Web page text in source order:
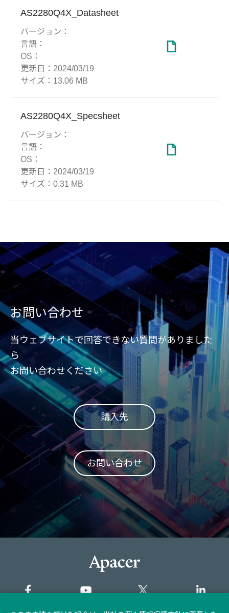
AS2280Q4X_Datasheet
バージョン：
言語：
OS：
更新日： 2024/03/19
サイズ： 13.06 MB
AS2280Q4X_Specsheet
バージョン：
言語：
OS：
更新日： 2024/03/19
サイズ： 0.31 MB
お問い合わせ
当ウェブサイトで回答できない質問がありました
ら
お問い合わせください
購入先
お問い合わせ